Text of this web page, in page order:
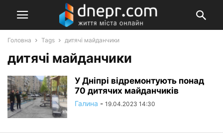
Головна Tags дитячі майданчики
дитячі майданчики
У Дніпрі відремонтують понад
70 дитячих майданчиків
Галина - 19.04.2023 14:30